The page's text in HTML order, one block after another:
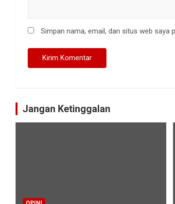
Simpan nama, email, dan situs web saya
Jangan Ketinggalan